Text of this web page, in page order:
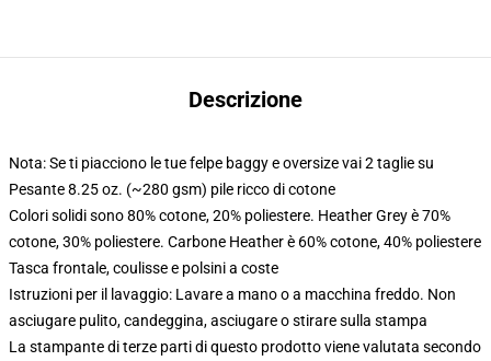
Descrizione
Nota: Se ti piacciono le tue felpe baggy e oversize vai 2 taglie su
Pesante 8.25 oz. (~280 gsm) pile ricco di cotone
Colori solidi sono 80% cotone, 20% poliestere. Heather Grey è 70%
cotone, 30% poliestere. Carbone Heather è 60% cotone, 40% poliestere
Tasca frontale, coulisse e polsini a coste
Istruzioni per il lavaggio: Lavare a mano o a macchina freddo. Non
asciugare pulito, candeggina, asciugare o stirare sulla stampa
La stampante di terze parti di questo prodotto viene valutata secondo